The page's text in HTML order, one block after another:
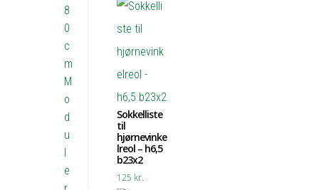
Sokkelliste
til
hjørnevinke
lreol – h6,5
b23x2
125 kr.
8
0
c
m
M
o
d
u
l
e